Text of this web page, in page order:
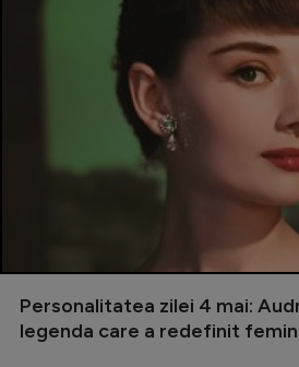
Personalitatea zilei 4 mai:
legenda care a redefinit